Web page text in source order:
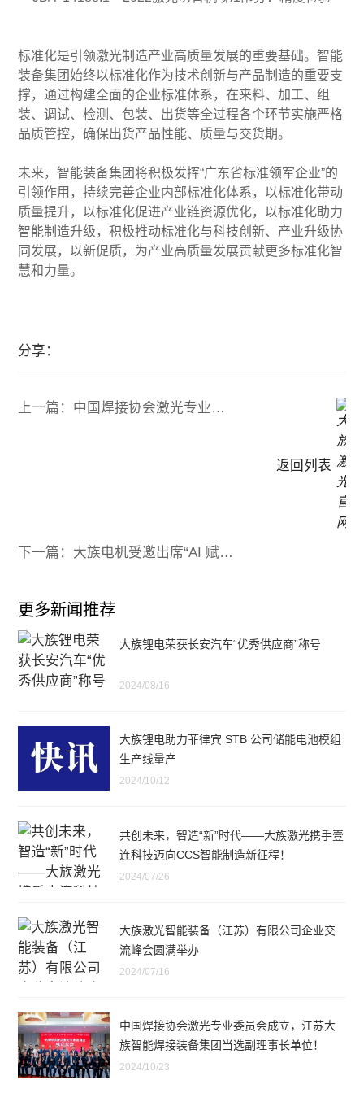
标准化是引领激光制造产业高质量发展的重要基础。智能
装备集团始终以标准化作为技术创新与产品制造的重要支
撑，通过构建全面的企业标准体系，在来料、加工、组
装、调试、检测、包装、出货等全过程各个环节实施严格
品质管控，确保出货产品性能、质量与交货期。
未来，智能装备集团将积极发挥“广东省标准领军企业”的
引领作用，持续完善企业内部标准化体系，以标准化带动
质量提升，以标准化促进产业链资源优化，以标准化助力
智能制造升级，积极推动标准化与科技创新、产业升级协
同发展，以新促质，为产业高质量发展贡献更多标准化智
慧和力量。
分享：
上一篇：中国焊接协会激光专业委员会成立，江苏大族智能焊接装备集团当选副理事长单位！
返回列表
下一篇：大族电机受邀出席“AI 赋能智慧工厂：引领电子制造未来”论坛
更多新闻推荐
大族锂电荣获长安汽车“优秀供应商”称号
2024/08/16
大族锂电助力菲律宾 STB 公司储能电池模组
生产线量产
2024/10/12
共创未来，智造“新”时代——大族激光携手壹
连科技迈向CCS智能制造新征程！
2024/07/26
大族激光智能装备（江苏）有限公司企业交
流峰会圆满举办
2024/07/16
中国焊接协会激光专业委员会成立，江苏大
族智能焊接装备集团当选副理事长单位！
2024/10/23